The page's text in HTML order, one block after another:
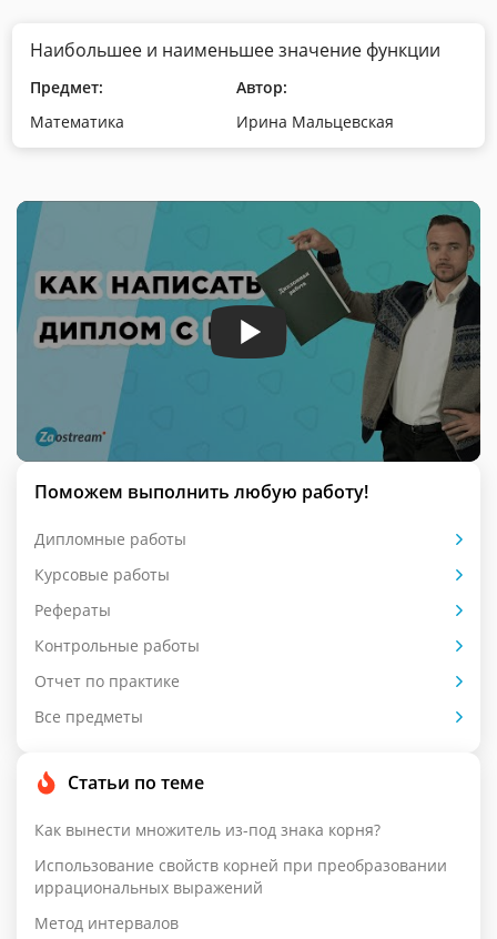
Наибольшее и наименьшее значение функции
Предмет:
Математика
Автор:
Ирина Мальцевская
Поможем выполнить любую работу!
Дипломные работы
Курсовые работы
Рефераты
Контрольные работы
Отчет по практике
Все предметы
Статьи по теме
Как вынести множитель из-под знака корня?
Использование свойств корней при преобразовании
иррациональных выражений
Метод интервалов